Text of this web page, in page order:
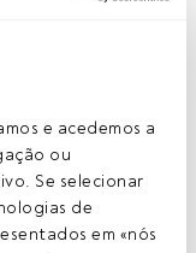
e acedemos a
ou
Se selecionar
de
em «nós